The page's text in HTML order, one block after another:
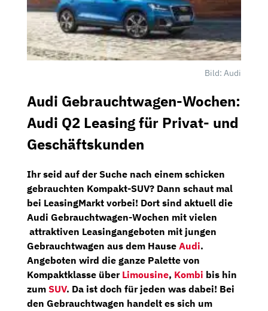
Bild: Audi
Audi Gebrauchtwagen-Wochen:
Audi Q2 Leasing für Privat- und
Geschäftskunden
Ihr seid auf der Suche nach einem schicken
gebrauchten Kompakt-SUV? Dann schaut mal
bei LeasingMarkt vorbei! Dort sind aktuell die
Audi Gebrauchtwagen-Wochen mit vielen
attraktiven Leasingangeboten mit jungen
Gebrauchtwagen aus dem Hause Audi.
Angeboten wird die ganze Palette von
Kompaktklasse über Limousine, Kombi bis hin
zum SUV. Da ist doch für jeden was dabei! Bei
den Gebrauchtwagen handelt es sich um